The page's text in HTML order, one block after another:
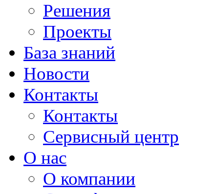
Решения
Проекты
База знаний
Новости
Контакты
Контакты
Сервисный центр
О нас
О компании